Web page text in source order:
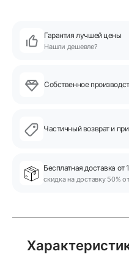
Гарантия лучшей цены
Нашли дешевле?
Собственное
Частичный возврат и
Бесплатная доставка от
скидка на доставку 50%